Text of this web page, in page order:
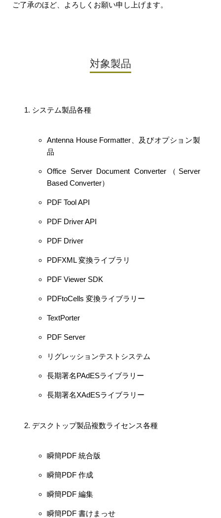
ご了承のほど、よろしくお願い申し上げます。
対象製品
システム製品各種
Antenna House Formatter、及びオプション製
品
Office Server Document Converter（Server
Based Converter）
PDF Tool API
PDF Driver API
PDF Driver
PDFXML 変換ライブラリ
PDF Viewer SDK
PDFtoCells 変換ライブラリー
TextPorter
PDF Server
リグレッションテストシステム
長期署名PAdESライブラリー
長期署名XAdESライブラリー
デスクトップ製品複数ライセンス各種
瞬簡PDF 統合版
瞬簡PDF 作成
瞬簡PDF 編集
瞬簡PDF 書けまっせ